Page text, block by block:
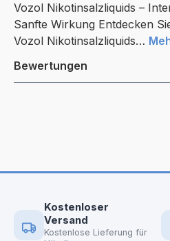
Vozol Nikotinsalzliquids –
Sanfte Wirkung Entdecken
Vozol Nikotinsalzliquids…
Bewertungen
Kostenloser
Versand
Kostenlose Lieferung für